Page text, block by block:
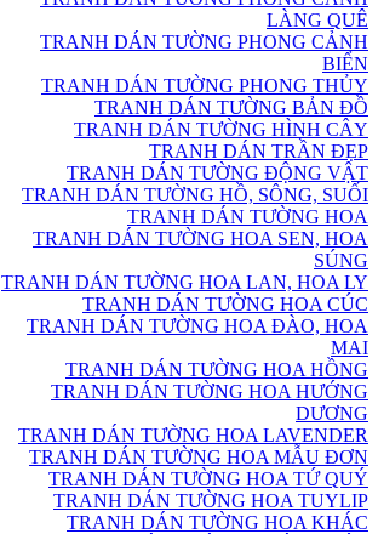
LÀNG QUÊ
TRANH DÁN TƯỜNG PHONG CẢNH
BIỂN
TRANH DÁN TƯỜNG PHONG THỦY
TRANH DÁN TƯỜNG BẢN ĐỒ
TRANH DÁN TƯỜNG HÌNH CÂY
TRANH DÁN TRẦN ĐẸP
TRANH DÁN TƯỜNG ĐỘNG VẬT
TRANH DÁN TƯỜNG HỒ, SÔNG, SUỐI
TRANH DÁN TƯỜNG HOA
TRANH DÁN TƯỜNG HOA SEN, HOA
SÚNG
TRANH DÁN TƯỜNG HOA LAN, HOA LY
TRANH DÁN TƯỜNG HOA CÚC
TRANH DÁN TƯỜNG HOA ĐÀO, HOA
MAI
TRANH DÁN TƯỜNG HOA HỒNG
TRANH DÁN TƯỜNG HOA HƯỚNG
DƯƠNG
TRANH DÁN TƯỜNG HOA LAVENDER
TRANH DÁN TƯỜNG HOA MẪU ĐƠN
TRANH DÁN TƯỜNG HOA TỨ QUÝ
TRANH DÁN TƯỜNG HOA TUYLIP
TRANH DÁN TƯỜNG HOA KHÁC